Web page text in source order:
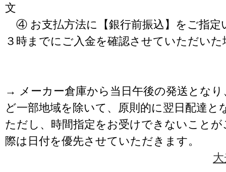
文
④ お支払方法に【銀行前振込】をご指定
３時までにご入金を確認させていただいた
→ メーカー倉庫から当日午後の発送となり
ど一部地域を除いて、原則的に翌日配達と
ただし、時間指定をお受けできないこと
際は日付を優先させていただきます。